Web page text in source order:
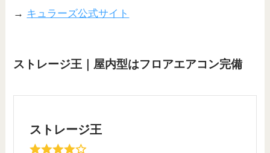
→ キュラーズ公式サイト
ストレージ王｜屋内型はフロアエアコン完備
ストレージ王